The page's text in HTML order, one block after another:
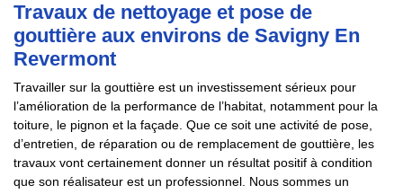
Travaux de nettoyage et pose de
gouttière aux environs de Savigny En
Revermont
Travailler sur la gouttière est un investissement sérieux pour
l’amélioration de la performance de l’habitat, notamment pour la
toiture, le pignon et la façade. Que ce soit une activité de pose,
d’entretien, de réparation ou de remplacement de gouttière, les
travaux vont certainement donner un résultat positif à condition
que son réalisateur est un professionnel. Nous sommes un